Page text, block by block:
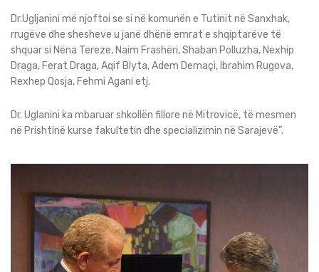
Dr.Ugljanini më njoftoi se si në komunën e Tutinit në Sanxhak,
rrugëve dhe shesheve u janë dhënë emrat e shqiptarëve të
shquar si Nëna Tereze, Naim Frashëri, Shaban Polluzha, Nexhip
Draga, Ferat Draga, Aqif Blyta, Adem Demaçi, Ibrahim Rugova,
Rexhep Qosja, Fehmi Agani etj.
Dr. Uglanini ka mbaruar shkollën fillore në Mitrovicë, të mesmen
në Prishtinë kurse fakultetin dhe specializimin në Sarajevë”.